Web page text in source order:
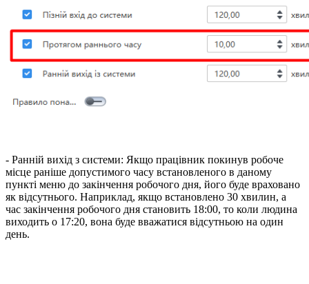
- Ранній вихід з системи: Якщо працівник покинув робоче
місце раніше допустимого часу встановленого в даному
пункті меню до закінчення робочого дня, його буде враховано
як відсутнього. Наприклад, якщо встановлено 30 хвилин, а
час закінчення робочого дня становить 18:00, то коли людина
виходить о 17:20, вона буде вважатися відсутньою на один
день.